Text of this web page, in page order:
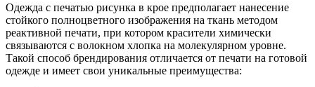
Одежда с печатью рисунка в крое предполагает нанесение
стойкого полноцветного изображения на ткань методом
реактивной печати, при котором красители химически
связываются с волокном хлопка на молекулярном уровне.
Такой способ брендирования отличается от печати на готовой
одежде и имеет свои уникальные преимущества: